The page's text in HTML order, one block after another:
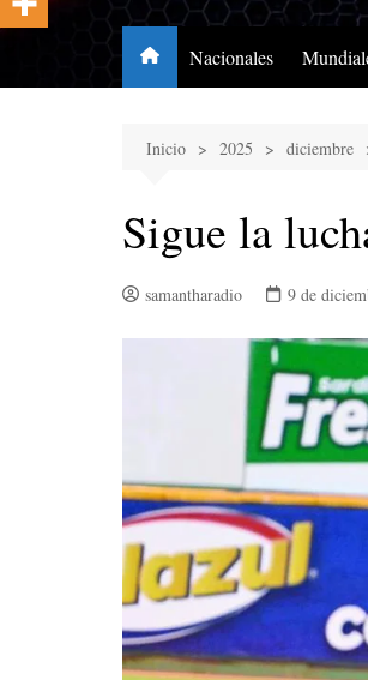
Nacionales
Inicio 2025 diciembre
Sigue la
samantharadio 9 de